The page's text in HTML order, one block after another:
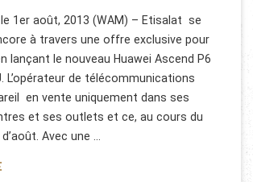
le 1er août, 2013 (WAM) – Etisalat se
à travers une offre exclusive pour
lançant le nouveau Huawei Ascend P6
L’opérateur de télécommunications
en vente uniquement dans ses
et ses outlets et ce, au cours du
Avec une …
LE PLUS MINCE SMARTPHONE DU MONDE AUX